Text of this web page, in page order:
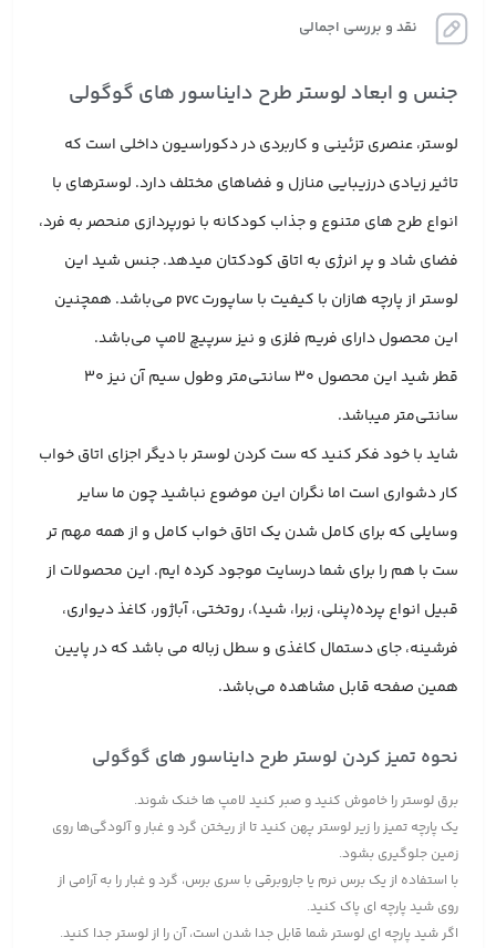
نقد و بررسی اجمالی
جنس و ابعاد لوستر طرح دایناسور های گوگولی
لوستر، عنصری تزئینی و کاربردی در دکوراسیون داخلی است که
تاثیر زیادی درزیبایی منازل و فضاهای مختلف دارد. لوسترهای با
انواع طرح های متنوع و جذاب کودکانه با نورپردازی منحصر به فرد،
فضای شاد و پر انرژی به اتاق کودکتان میدهد. جنس شید این
لوستر از پارچه هازان با کیفیت با ساپورت pvc می‌باشد. همچنین
این محصول دارای فریم فلزی و نیز سرپیچ لامپ می‌باشد.
قطر شید این محصول 30 سانتی‌متر وطول سیم آن نیز 30
سانتی‌متر میباشد.
شاید با خود فکر کنید که ست کردن لوستر با دیگر اجزای اتاق خواب
کار دشواری است اما نگران این موضوع نباشید چون ما سایر
وسایلی که برای کامل شدن یک اتاق خواب کامل و از همه مهم تر
ست با هم را برای شما درسایت موجود کرده ایم. این محصولات از
قبیل انواع پرده(پنلی، زبرا، شید)، روتختی، آباژور، کاغذ دیواری،
فرشینه، جای دستمال کاغذی و سطل زباله می باشد که در پایین
همین صفحه قابل مشاهده می‌باشد.
نحوه تمیز کردن لوستر طرح دایناسور های گوگولی
برق لوستر را خاموش کنید و صبر کنید لامپ ها خنک شوند.
یک پارچه تمیز را زیر لوستر پهن کنید تا از ریختن گرد و غبار و آلودگی‌ها روی
زمین جلوگیری بشود.
با استفاده از یک برس نرم یا جاروبرقی با سری برس، گرد و غبار را به آرامی از
روی شید پارچه ای پاک کنید.
اگر شید پارچه ای لوستر شما قابل جدا شدن است، آن را از لوستر جدا کنید.